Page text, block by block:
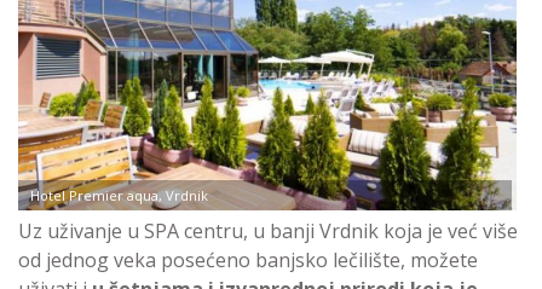
Hotel Premier aqua, Vrdnik
Uz uživanje u SPA centru, u banji Vrdnik koja je već više
od jednog veka posećeno banjsko lečilište, možete